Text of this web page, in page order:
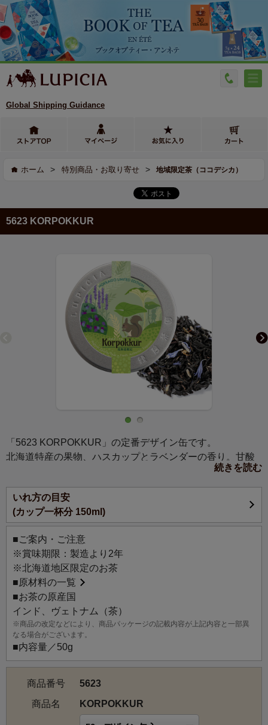
Global Shipping Guidance
ホーム > 特別商品・お取り寄せ > 地域限定茶（ココデシカ）
5623 KORPOKKUR
「5623 KORPOKKUR」の定番デザイン缶です。
北海道特産の果物、ハスカップとラベンダーの香り。甘酸
っぱくみずみずしい飲み心地の紅茶です。コロボックルと
はアイヌ語で小さな妖精を意味します。
北海道特産の青紫色の果実、ハスカップをメージした香り
を紅茶にブレンド。青いコーンフラワーとブルーベリーリ
ーフで紅茶を彩り、ラベンダーをアクセントに加えまし
た。
ハスカップとラベンダーが織りなす、甘酸っぱく爽やかで
どこか懐かしい香りが、北国の夏を思い起こさせます。
爽やかな風味はアイスティーにもおすすめです。
KOROPOKKURUという名前は北海道に伝わる小人の物語
から。KOROPOKKURUとは「蕗（ふき）の葉の下に住む
を、物語の舞台に見立て名付けました。
続きを読む
いれ方の目安
(カップ一杯分 150ml)
■ご案内・ご注意
※賞味期限：製造より2年
※北海道地区限定のお茶
■原材料の一覧
■お茶の原産国
インド、ヴェトナム（茶）
※商品の改定などにより、商品パッケージの記載内容が上記内容と一部異
なる場合がございます。
■内容量／50g
商品番号
5623
商品名
KORPOKKUR